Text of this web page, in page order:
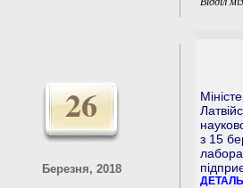
26
Березня, 2018
з 15